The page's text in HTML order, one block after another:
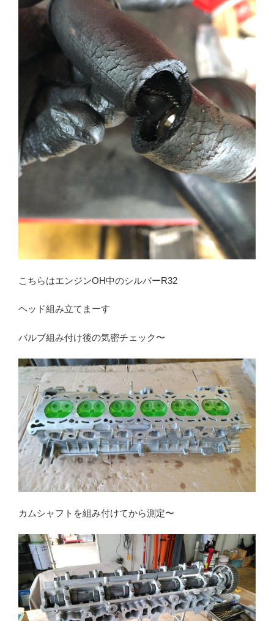
こちらはエンジンOH中のシルバーR32
ヘッド組み立てまーす
バルブ組み付け後の気密チェック〜
カムシャフトを組み付けてから測定〜